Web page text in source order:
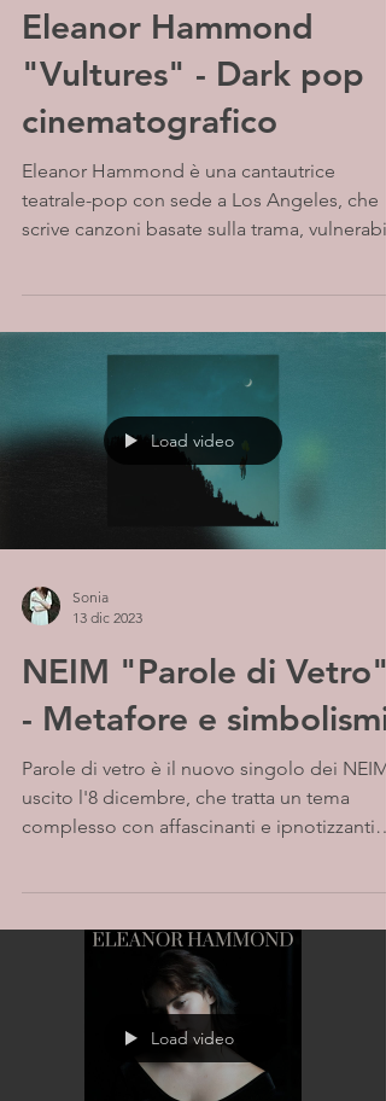
Eleanor Hammond
"Vultures" - Dark pop
cinematografico
Eleanor Hammond è una cantautrice
teatrale-pop con sede a Los Angeles, che
scrive canzoni basate sulla trama, vulnerabili
Load video
Sonia
13 dic 2023
NEIM "Parole di Vetro"
- Metafore e simbolismi
Parole di vetro è il nuovo singolo dei NEIM
uscito l'8 dicembre, che tratta un tema
complesso con affascinanti e ipnotizzanti
Load video